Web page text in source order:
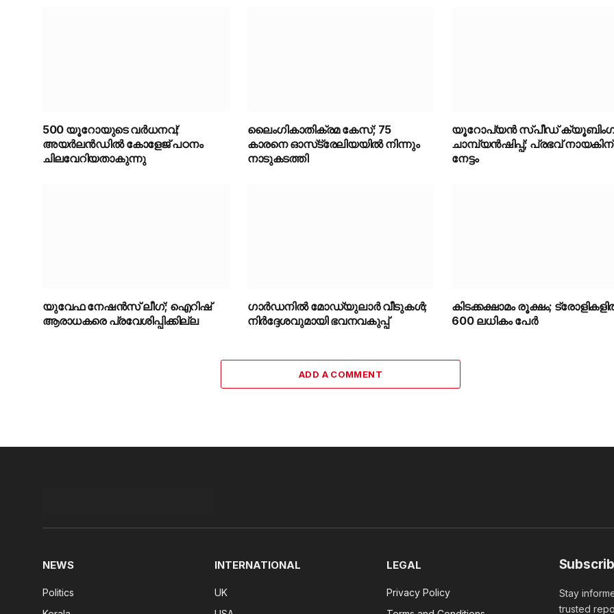
500 യൂറോയുടെ വർധനവ്;
അയർലൻഡിൽ കോളേജ് പഠനം
ചിലവേറിയതാകുന്നു
ലൈംഗികാതിക്രമ കേസ്; 75
കാരനെ ഓസ്‌ട്രേലിയയിൽ നിന്നും
നാടുകടത്തി
യൂറോപ്യൻ സ്പീഡ്
ചാമ്പ്യൻഷിപ്പ്; പ്രഭവ് നായകിന്
നേട്ടം
യുവേഫ നേഷൻസ് ലീഗ്; ഐറിഷ്
ആരാധകരെ പ്രവേശിപ്പിക്കില്ല
ഗാർഡനിൽ മോഡ്യുലാർ വീടുകൾ;
നിർദ്ദേശവുമായി ഭവനവകുപ്പ്
കിടക്കക്ഷാമം രൂക്ഷം;
600 ലധികം പേർ
ADD A COMMENT
NEWS
Politics
INTERNATIONAL
UK
LEGAL
Privacy Policy
Stay
trusted